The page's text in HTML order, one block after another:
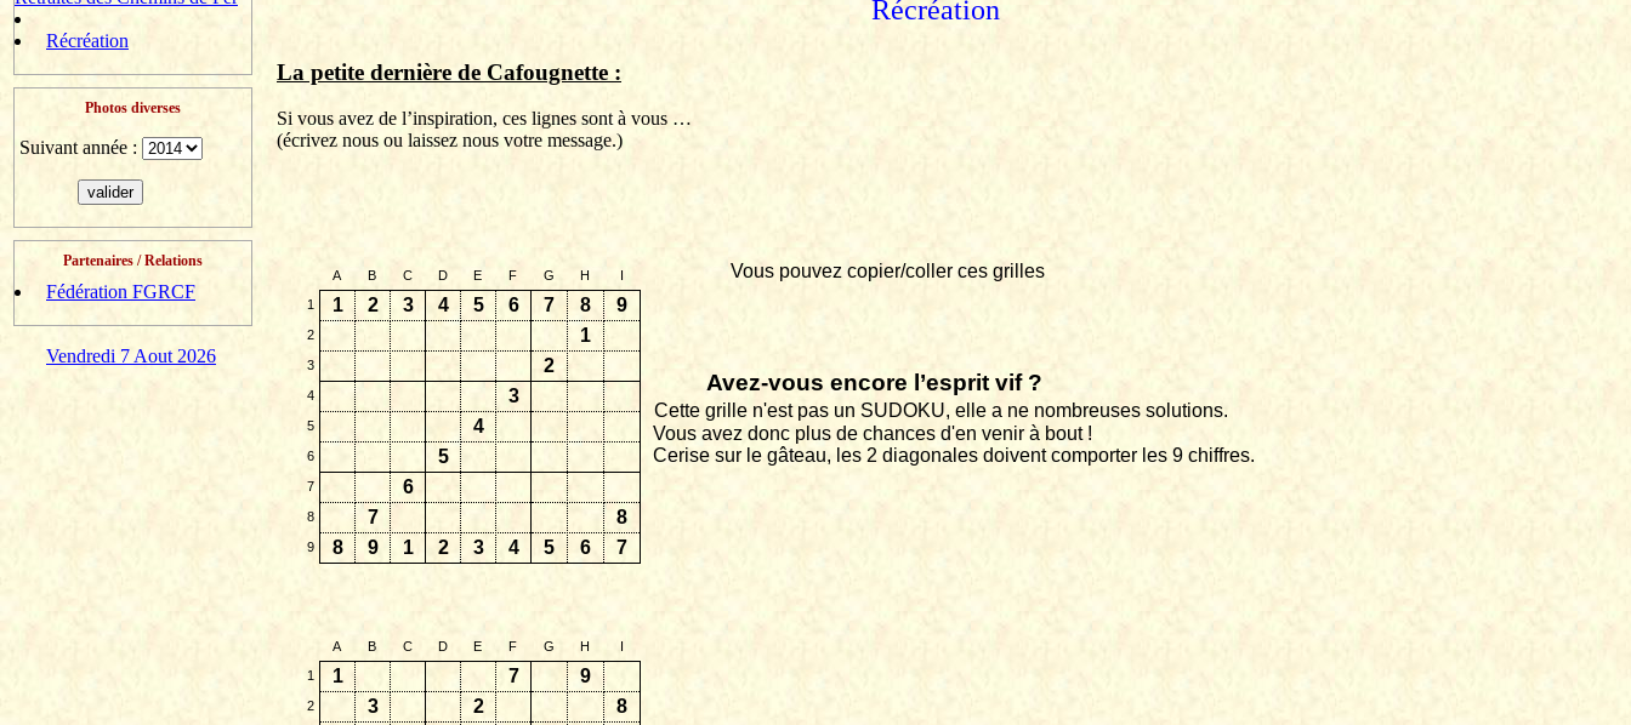
Récréation
Photos diverses
Suivant année :
Partenaires / Relations
Fédération FGRCF
Vendredi 7 Aout 2026
Récréation
La petite dernière de Cafougnette :
Si vous avez de l’inspiration, ces lignes sont à vous …
(écrivez nous ou laissez nous votre message.)
A B C D E F G H
1
1 2 3 4 5 6 7 8 9
2 1
3 2
4 3
5 4
6 5
7 6
8 7 8
9 8 9 1 2 3 4 5 6 7
Vous pouvez copier/coller ces grilles
Avez-vous encore l’esprit vif ?
Cette grille n'est pas un SUDOKU, elle a ne nombreuses solutions.
Vous avez donc plus de chances d'en venir à bout !
Cerise sur le gâteau, les 2 diagonales doivent comporter les 9 chiffres.
A B C D E F G H
1
1 7 9
2 3 2 8